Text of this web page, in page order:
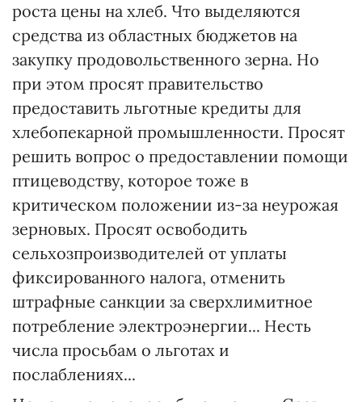
роста цены на хлеб. Что выделяются
средства из областных бюджетов на
закупку продовольственного зерна. Но
при этом просят правительство
предоставить льготные кредиты для
хлебопекарной промышленности. Просят
решить вопрос о предоставлении помощи
птицеводству, которое тоже в
критическом положении из-за неурожая
зерновых. Просят освободить
сельхозпроизводителей от уплаты
фиксированного налога, отменить
штрафные санкции за сверхлимитное
потребление электроэнергии... Несть
числа просьбам о льготах и
послаблениях...